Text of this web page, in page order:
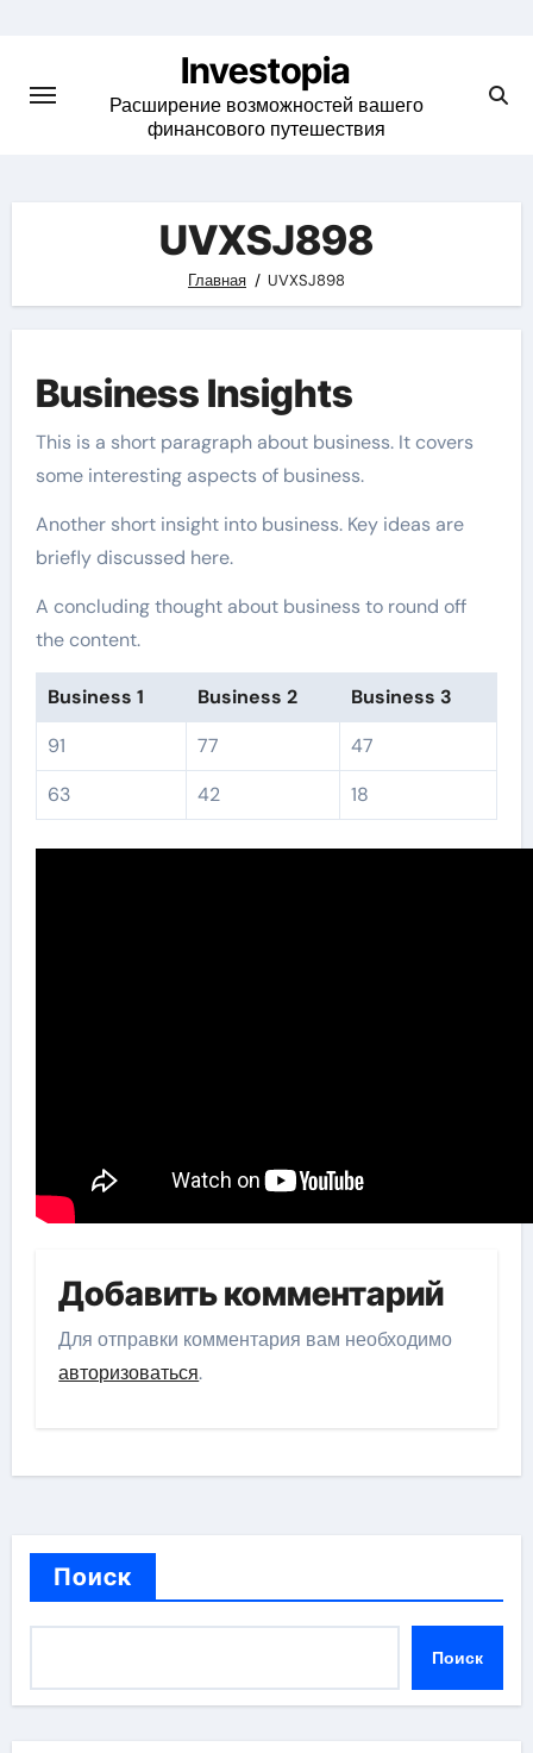
content
Investopia
Расширение возможностей вашего
финансового путешествия
UVXSJ898
Главная UVXSJ898
Business Insights
This is a short paragraph about business. It covers
some interesting aspects of business.
Another short insight into business. Key ideas are
briefly discussed here.
A concluding thought about business to round off
the content.
Business 1 Business 2
Business 3
91
77
47
63
42 18
Добавить комментарий
Для отправки комментария вам необходимо
авторизоваться.
Поиск
Поиск